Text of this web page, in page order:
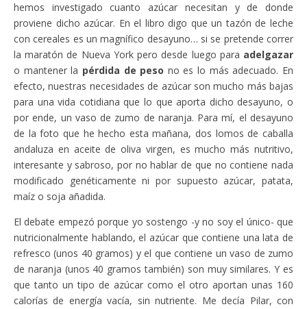
hemos investigado cuanto azúcar necesitan y de donde
proviene dicho azúcar. En el libro digo que un tazón de leche
con cereales es un magnífico desayuno… si se pretende correr
la maratón de Nueva York pero desde luego para adelgazar
o mantener la pérdida de peso no es lo más adecuado. En
efecto, nuestras necesidades de azúcar son mucho más bajas
para una vida cotidiana que lo que aporta dicho desayuno, o
por ende, un vaso de zumo de naranja. Para mí, el desayuno
de la foto que he hecho esta mañana, dos lomos de caballa
andaluza en aceite de oliva virgen, es mucho más nutritivo,
interesante y sabroso, por no hablar de que no contiene nada
modificado genéticamente ni por supuesto azúcar, patata,
maíz o soja añadida.
El debate empezó porque yo sostengo -y no soy el único- que
nutricionalmente hablando, el azúcar que contiene una lata de
refresco (unos 40 gramos) y el que contiene un vaso de zumo
de naranja (unos 40 gramos también) son muy similares. Y es
que tanto un tipo de azúcar como el otro aportan unas 160
calorías de energía vacía, sin nutriente. Me decía Pilar, con